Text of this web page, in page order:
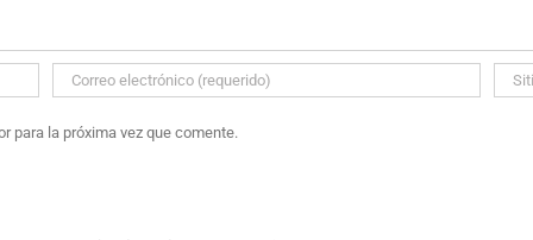
para la próxima vez que comente.